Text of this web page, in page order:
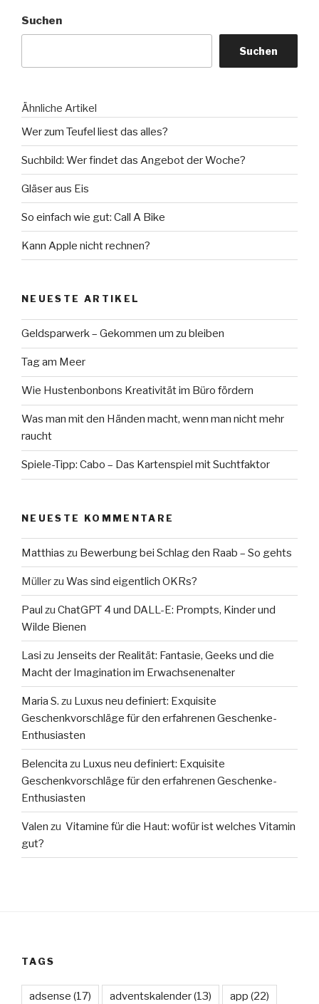
Suchen
Suchen
Ähnliche Artikel
Wer zum Teufel liest das alles?
Suchbild: Wer findet das Angebot der Woche?
Gläser aus Eis
So einfach wie gut: Call A Bike
Kann Apple nicht rechnen?
NEUESTE ARTIKEL
Geldsparwerk – Gekommen um zu bleiben
Tag am Meer
Wie Hustenbonbons Kreativität im Büro fördern
Was man mit den Händen macht, wenn man nicht mehr
raucht
Spiele-Tipp: Cabo – Das Kartenspiel mit Suchtfaktor
NEUESTE KOMMENTARE
Matthias zu Bewerbung bei Schlag den Raab – So gehts
Müllerzu Was sind eigentlich OKRs?
Paul zu ChatGPT 4 und DALL-E: Prompts, Kinder und
Wilde Bienen
Lasi zu Jenseits der Realität: Fantasie, Geeks und die
Macht der Imagination im Erwachsenenalter
Maria S. zu Luxus neu definiert: Exquisite
Geschenkvorschläge für den erfahrenen Geschenke-
Enthusiasten
Belencita zu Luxus neu definiert: Exquisite
Geschenkvorschläge für den erfahrenen Geschenke-
Enthusiasten
Valen zu Vitamine für die Haut: wofür ist welches Vitamin
gut?
TAGS
adsense (17) adventskalender(13) app (22)